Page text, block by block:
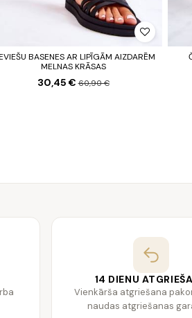
BASENES AR LIPĪGĀM AIZDARĒM
MELNAS KRĀSAS
30,45 €60,90 €
14 DIENU
Vienkārša atgriešana
naudas atgriešanas